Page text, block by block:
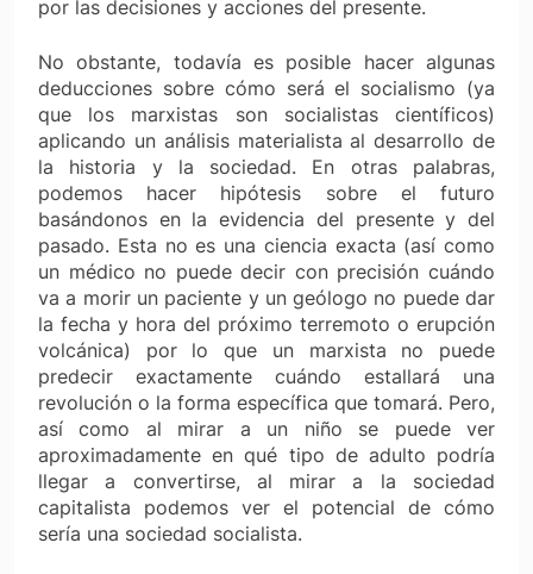
por las decisiones y acciones del presente.
No obstante, todavía es posible hacer algunas
deducciones sobre cómo será el socialismo (ya
que los marxistas son socialistas científicos)
aplicando un análisis materialista al desarrollo de
la historia y la sociedad. En otras palabras,
podemos hacer hipótesis sobre el futuro
basándonos en la evidencia del presente y del
pasado. Esta no es una ciencia exacta (así como
un médico no puede decir con precisión cuándo
va a morir un paciente y un geólogo no puede dar
la fecha y hora del próximo terremoto o erupción
volcánica) por lo que un marxista no puede
predecir exactamente cuándo estallará una
revolución o la forma específica que tomará. Pero,
así como al mirar a un niño se puede ver
aproximadamente en qué tipo de adulto podría
llegar a convertirse, al mirar a la sociedad
capitalista podemos ver el potencial de cómo
sería una sociedad socialista.